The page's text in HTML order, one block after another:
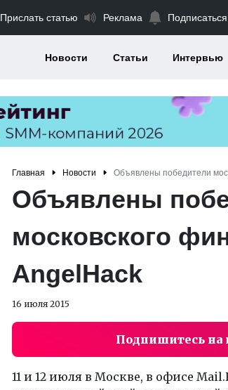
Прислать статью Реклама
Новости Статьи Интервью
Главная Новости Объявлены победители
Объявлены
московского
AngelHack
16 июля 2015
Подпишитесь на
11 и 12 июля в Москве, в офисе